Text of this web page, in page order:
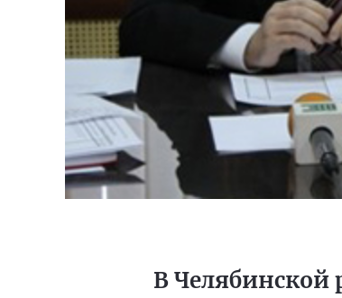
В Челябинской